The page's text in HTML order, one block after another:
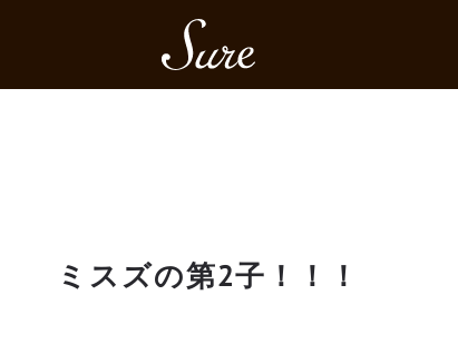
ミスズの第2子！！！